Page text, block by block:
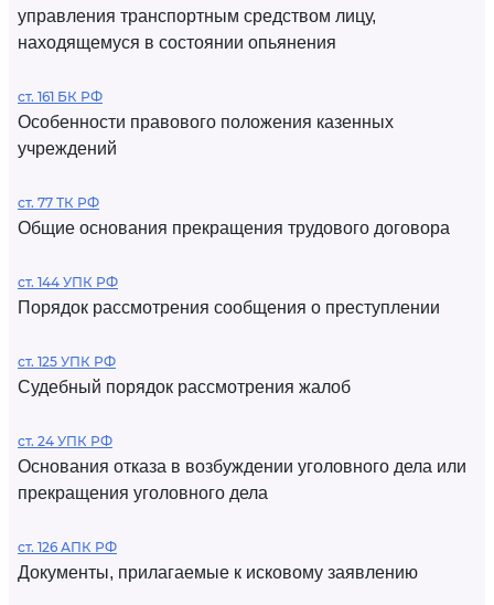
управления транспортным средством лицу,
находящемуся в состоянии опьянения
ст. 161 БК РФ
Особенности правового положения казенных
учреждений
ст. 77 ТК РФ
Общие основания прекращения трудового договора
ст. 144 УПК РФ
Порядок рассмотрения сообщения о преступлении
ст. 125 УПК РФ
Судебный порядок рассмотрения жалоб
ст. 24 УПК РФ
Основания отказа в возбуждении уголовного дела или
прекращения уголовного дела
ст. 126 АПК РФ
Документы, прилагаемые к исковому заявлению